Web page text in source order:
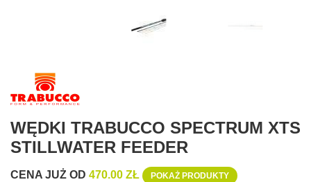
WĘDKI TRABUCCO SPECTRUM XTS
STILLWATER FEEDER
CENA JUŻ OD 470.00 ZŁ POKAŻ PRODUKTY